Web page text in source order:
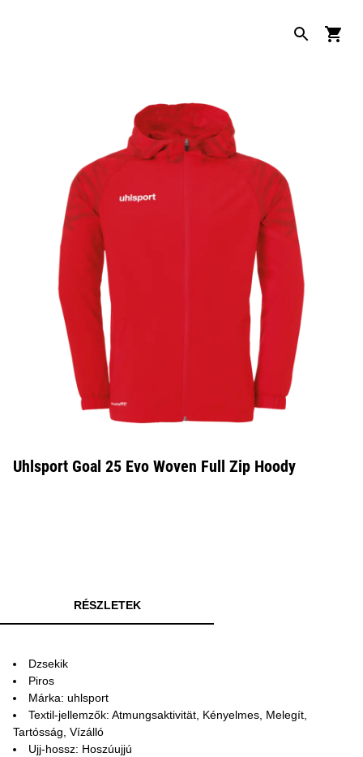
Uhlsport Goal 25 Evo Woven Full Zip Hoody
RÉSZLETEK
Dzsekik
Piros
Márka: uhlsport
Textil-jellemzők: Atmungsaktivität, Kényelmes, Melegít,
Tartósság, Vízálló
Ujj-hossz: Hoszúujjú